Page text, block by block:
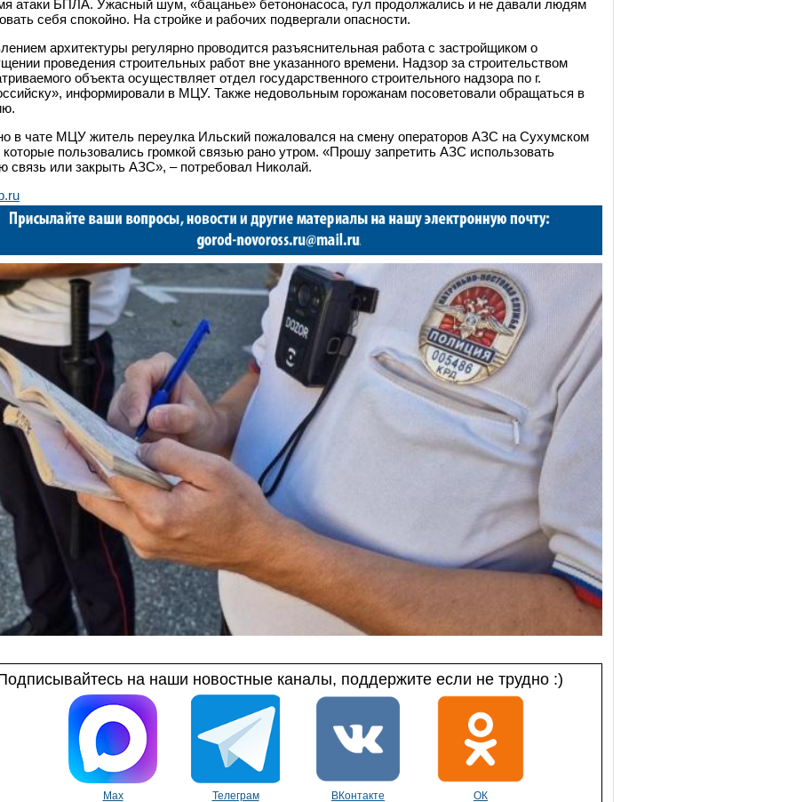
атаки БПЛА. Ужасный шум, «бацанье» бетононасоса, гул продолжались и не давали людям
себя спокойно. На стройке и рабочих подвергали опасности.
архитектуры регулярно проводится разъяснительная работа с застройщиком о
проведения строительных работ вне указанного времени. Надзор за строительством
объекта осуществляет отдел государственного строительного надзора по г.
информировали в МЦУ. Также недовольным горожанам посоветовали обращаться в
в чате МЦУ житель переулка Ильский пожаловался на смену операторов АЗС на Сухумском
пользовались громкой связью рано утром. «Прошу запретить АЗС использовать
связь или закрыть АЗС», –потребовал Николай.
на наши новостные каналы, поддержите если не трудно :)
Max Телеграм ВКонтакте ОК